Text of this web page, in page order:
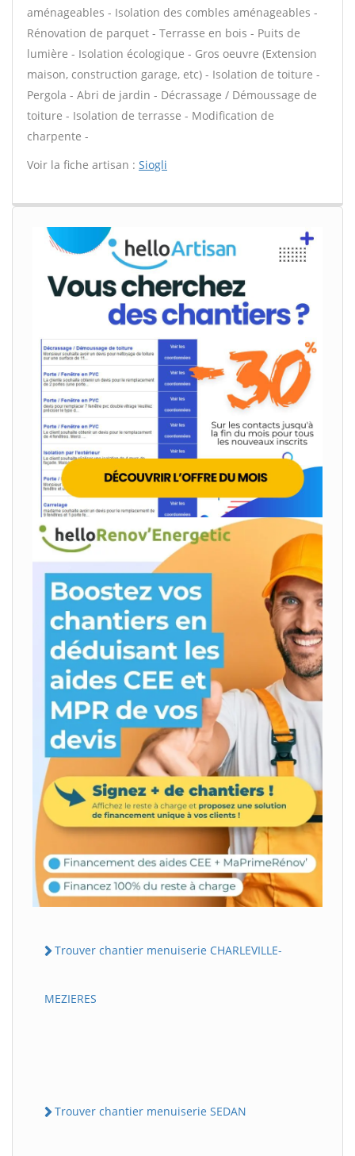
aménageables - Isolation des combles aménageables -
Rénovation de parquet - Terrasse en bois - Puits de
lumière - Isolation écologique - Gros oeuvre (Extension
maison, construction garage, etc) - Isolation de toiture -
Pergola - Abri de jardin - Décrassage / Démoussage de
toiture - Isolation de terrasse - Modification de
charpente -
Voir la fiche artisan : Siogli
Trouver chantier menuiserie CHARLEVILLE-
MEZIERES
Trouver chantier menuiserie SEDAN